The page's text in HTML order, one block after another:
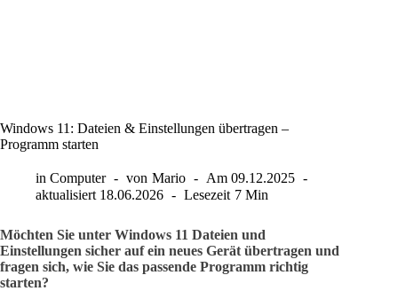
Windows 11: Dateien & Einstellungen übertragen –
Programm starten
in Computer von Mario Am 09.12.2025
aktualisiert 18.06.2026 Lesezeit 7 Min
Möchten Sie unter Windows 11 Dateien und
Einstellungen sicher auf ein neues Gerät übertragen und
fragen sich, wie Sie das passende Programm richtig
starten?